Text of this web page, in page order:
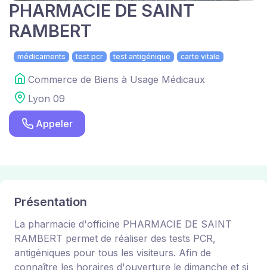
PHARMACIE DE SAINT
RAMBERT
médicaments test pcr test antigénique carte vitale
Commerce de Biens à Usage Médicaux
Lyon 09
Appeler
Présentation
La pharmacie d'officine PHARMACIE DE SAINT
RAMBERT permet de réaliser des tests PCR,
antigéniques pour tous les visiteurs. Afin de
connaître les horaires d'ouverture le dimanche et si